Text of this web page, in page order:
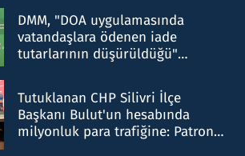
DMM, "DOA uygulamasında
vatandaşlara ödenen iade
tutarlarının düşürüldüğü"
Tutuklanan CHP Silivri İlçe
Başkanı Bulut'un hesabında
milyonluk para trafiğine: Patron